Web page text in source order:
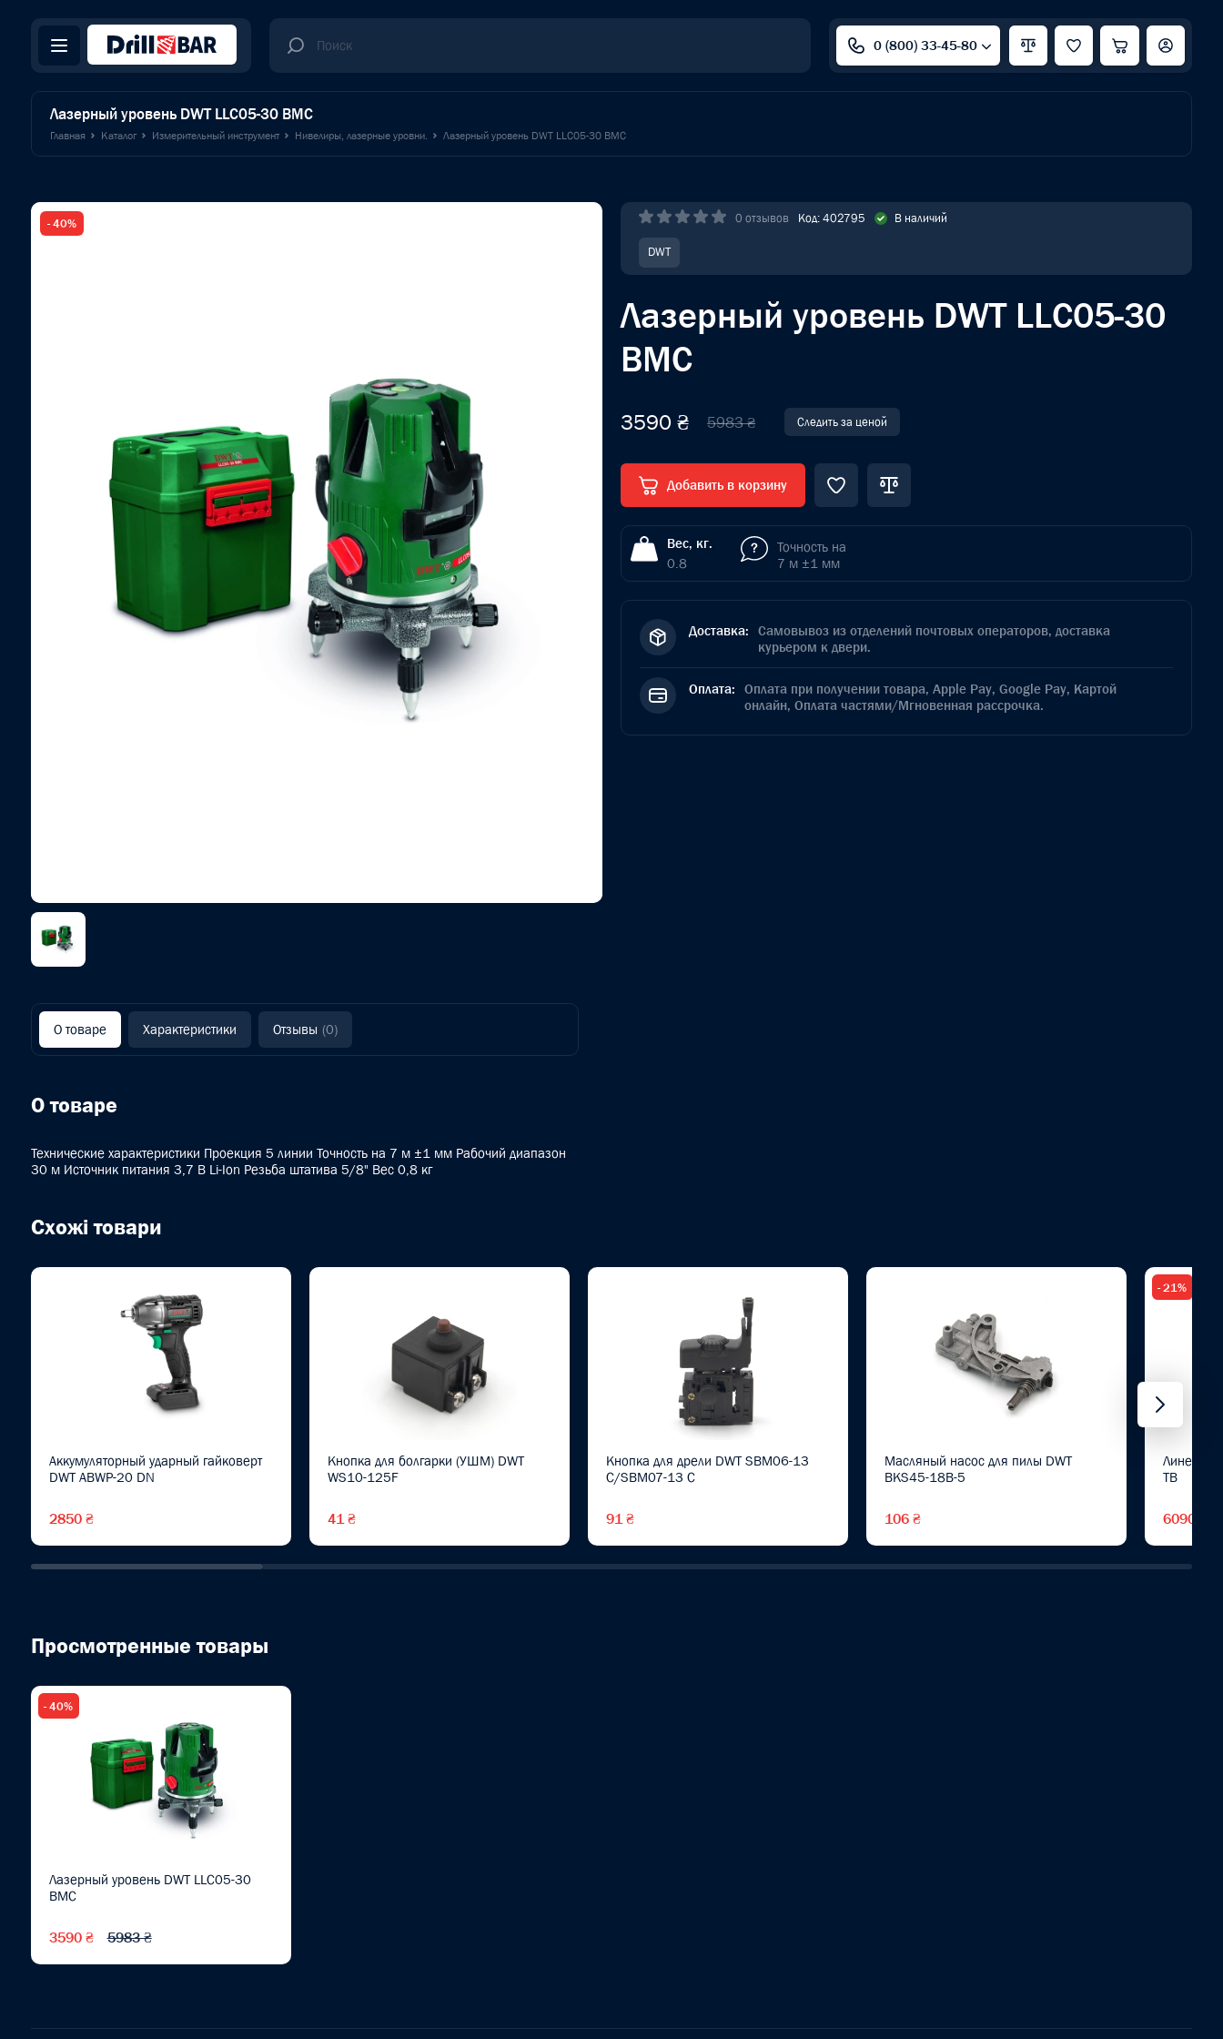
0 (800) 33-45-80
Лазерный уровень DWT LLC05-30 BMC
Главная Каталог Измерительный инструмент Нивелиры, лазерные уровни. Лазерный уровень DWT LLC05-30 BMC
- 40% 0 отзывов Код: 402795 В наличий
DWT
Лазерный уровень DWT LLC05-30
BMC
3590 ₴ 5983 ₴ Следить за ценой
Добавить в корзину
Вес, кг.
0.8
Точность на
7 м ±1 мм
Доставка: Самовывоз из отделений почтовых операторов, доставка
курьером к двери.
Оплата: Оплата при получении товара, Apple Pay, Google Pay, Картой
онлайн, Оплата частями/Мгновенная рассрочка.
О товаре Характеристики Отзывы (0)
О товаре
Технические характеристики Проекция 5 линии Точность на 7 м ±1 мм Рабочий диапазон
30 м Источник питания 3,7 В Li-Ion Резьба штатива 5/8" Вес 0,8 кг
Схожі товари
Аккумуляторный ударный гайковерт
DWT ABWP-20 DN
2850 ₴
Кнопка для болгарки (УШМ) DWT
WS10-125F
41 ₴
Кнопка для дрели DWT SBM06-13
C/SBM07-13 C
91 ₴
Масляный насос для пилы DWT
BKS45-18B-5
106 ₴
- 21%
Линейный
TB
6090 ₴
Просмотренные товары
- 40%
Лазерный уровень DWT LLC05-30
BMC
3590 ₴ 5983 ₴